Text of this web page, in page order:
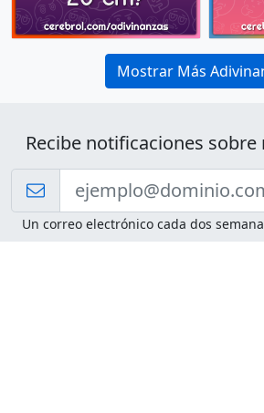
Mostrar Más
Recibe notificaciones sobre
Un correo electrónico cada dos